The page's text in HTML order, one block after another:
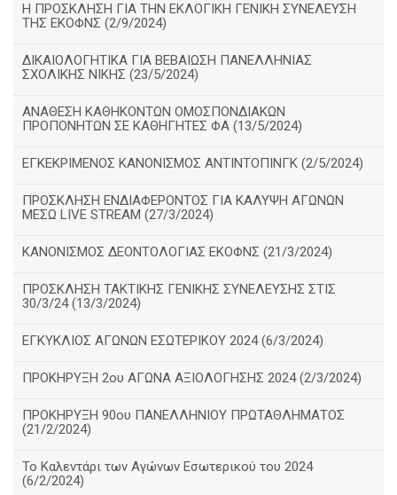
Η ΠΡΟΣΚΛΗΣΗ ΓΙΑ ΤΗΝ ΕΚΛΟΓΙΚΗ ΓΕΝΙΚΗ ΣΥΝΕΛΕΥΣΗ
ΤΗΣ ΕΚΟΦΝΣ (2/9/2024)
ΔΙΚΑΙΟΛΟΓΗΤΙΚΑ ΓΙΑ ΒΕΒΑΙΩΣΗ ΠΑΝΕΛΛΗΝΙΑΣ
ΣΧΟΛΙΚΗΣ ΝΙΚΗΣ (23/5/2024)
ΑΝΑΘΕΣΗ ΚΑΘΗΚΟΝΤΩΝ ΟΜΟΣΠΟΝΔΙΑΚΩΝ
ΠΡΟΠΟΝΗΤΩΝ ΣΕ ΚΑΘΗΓΗΤΕΣ ΦΑ (13/5/2024)
ΕΓΚΕΚΡΙΜΕΝΟΣ ΚΑΝΟΝΙΣΜΟΣ ΑΝΤΙΝΤΟΠΙΝΓΚ (2/5/2024)
ΠΡΟΣΚΛΗΣΗ ΕΝΔΙΑΦΕΡΟΝΤΟΣ ΓΙΑ ΚΑΛΥΨΗ ΑΓΩΝΩΝ
ΜΕΣΩ LIVE STREAM (27/3/2024)
ΚΑΝΟΝΙΣΜΟΣ ΔΕΟΝΤΟΛΟΓΙΑΣ ΕΚΟΦΝΣ (21/3/2024)
ΠΡΟΣΚΛΗΣΗ ΤΑΚΤΙΚΗΣ ΓΕΝΙΚΗΣ ΣΥΝΕΛΕΥΣΗΣ ΣΤΙΣ
30/3/24 (13/3/2024)
ΕΓΚΥΚΛΙΟΣ ΑΓΩΝΩΝ ΕΣΩΤΕΡΙΚΟΥ 2024 (6/3/2024)
ΠΡΟΚΗΡΥΞΗ 2ου ΑΓΩΝΑ ΑΞΙΟΛΟΓΗΣΗΣ 2024 (2/3/2024)
ΠΡΟΚΗΡΥΞΗ 90ου ΠΑΝΕΛΛΗΝΙΟΥ ΠΡΩΤΑΘΛΗΜΑΤΟΣ
(21/2/2024)
Το Καλεντάρι των Αγώνων Εσωτερικού του 2024
(6/2/2024)